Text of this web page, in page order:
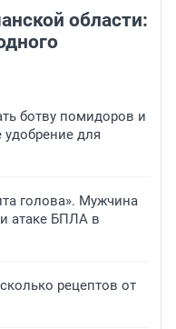
области:
ботву помидоров и
для
голова». Мужчина
атаке БПЛА в
рецептов от